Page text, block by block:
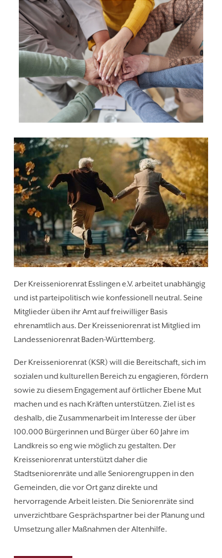
Der Kreisseniorenrat Esslingen e.V. arbeitet unabhängig
und ist parteipolitisch wie konfessionell neutral. Seine
Mitglieder üben ihr Amt auf freiwilliger Basis
ehrenamtlich aus. Der Kreisseniorenrat ist Mitglied im
Landesseniorenrat Baden-Württemberg.
Der Kreisseniorenrat (KSR) will die Bereitschaft, sich im
sozialen und kulturellen Bereich zu engagieren, fördern
sowie zu diesem Engagement auf örtlicher Ebene Mut
machen und es nach Kräften unterstützen. Ziel ist es
deshalb, die Zusammenarbeit im Interesse der über
100.000 Bürgerinnen und Bürger über 60 Jahre im
Landkreis so eng wie möglich zu gestalten. Der
Kreisseniorenrat unterstützt daher die
Stadtseniorenräte und alle Seniorengruppen in den
Gemeinden, die vor Ort ganz direkte und
hervorragende Arbeit leisten. Die Seniorenräte sind
unverzichtbare Gesprächspartner bei der Planung und
Umsetzung aller Maßnahmen der Altenhilfe.